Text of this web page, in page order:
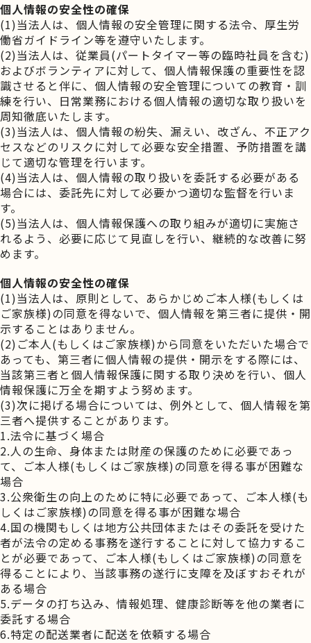
個人情報の安全性の確保
(1)当法人は、個人情報の安全管理に関する法令、厚生労
働省ガイドライン等を遵守いたします。
(2)当法人は、従業員(パートタイマー等の臨時社員を含む)
およびボランティアに対して、個人情報保護の重要性を認
識させると伴に、個人情報の安全管理についての教育・訓
練を行い、日常業務における個人情報の適切な取り扱いを
周知徹底いたします。
(3)当法人は、個人情報の紛失、漏えい、改ざん、不正アク
セスなどのリスクに対して必要な安全措置、予防措置を講
じて適切な管理を行います。
(4)当法人は、個人情報の取り扱いを委託する必要がある
場合には、委託先に対して必要かつ適切な監督を行いま
す。
(5)当法人は、個人情報保護への取り組みが適切に実施さ
れるよう、必要に応じて見直しを行い、継続的な改善に努
めます。
個人情報の安全性の確保
(1)当法人は、原則として、あらかじめご本人様(もしくは
ご家族様)の同意を得ないで、個人情報を第三者に提供・開
示することはありません。
(2)ご本人(もしくはご家族様)から同意をいただいた場合で
あっても、第三者に個人情報の提供・開示をする際には、
当該第三者と個人情報保護に関する取り決めを行い、個人
情報保護に万全を期すよう努めます。
(3)次に掲げる場合については、例外として、個人情報を第
三者へ提供することがあります。
1.法令に基づく場合
2.人の生命、身体または財産の保護のために必要であっ
て、ご本人様(もしくはご家族様)の同意を得る事が困難な
場合
3.公衆衛生の向上のために特に必要であって、ご本人様(も
しくはご家族様)の同意を得る事が困難な場合
4.国の機関もしくは地方公共団体またはその委託を受けた
者が法令の定める事務を遂行することに対して協力するこ
とが必要であって、ご本人様(もしくはご家族様)の同意を
得ることにより、当該事務の遂行に支障を及ぼすおそれが
ある場合
5.データの打ち込み、情報処理、健康診断等を他の業者に
委託する場合
6.特定の配送業者に配送を依頼する場合